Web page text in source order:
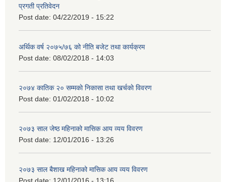
प्रगती प्रतिवेदन
Post date: 04/22/2019 - 15:22
अर्थिक वर्ष २०७५/७६ को नीति बजेट तथा कार्यक्रम
Post date: 08/02/2018 - 14:03
२०७४ कातिक २० सम्मकाे निकासा तथा खर्चकाे विवरण
Post date: 01/02/2018 - 10:02
२०७३ साल जेष्ठ महिनाको मासिक आय व्यय विवरण
Post date: 12/01/2016 - 13:26
२०७३ साल बैशाख महिनाको मासिक आय व्यय विवरण